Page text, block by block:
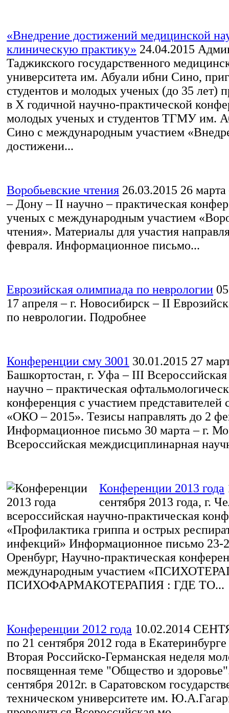
«Внедрение достижений медицинской
клиническую практику» 24.04.2015
Таджикского государственного
университета им. Абуали ибни Сино,
студентов и молодых ученых (до 35 лет)
в X годичной научно-практической
молодых ученых и студентов ТГМУ им.
Сино с международным участием
достижени...
Воробьевские чтения 26.03.2015 26 марта
– Дону – II научно – практическая
ученых с международным участием
чтения». Материалы для участия
февраля. Информационное письмо...
Еврозийская олимпиада по неврологии
17 апреля – г. Новосибирск – II
по неврологии. Подробнее
Конференции сму 3001 30.01.2015 27
Башкортостан, г. Уфа – III
научно – практическая
конференция с участием
«ОКО – 2015». Тезисы направлять до 2
Информационное письмо 30 марта – г.
Всероссийская междисциплинарная
Конференции 2013 года
сентября 2013 года, г.
всероссийская научно-практическая
«Профилактика гриппа и острых
инфекций» Информационное письмо 23-
Оренбург, Научно-практическая
международным участием
ПСИХОФАРМАКОТЕРАПИЯ : ГДЕ ТО...
Конференции 2012 года 10.02.2014
по 21 сентября 2012 года в
Вторая Российско-Германская неделя
посвященная теме "Общество и
сентября 2012г. в Саратовском
техническом университете им.